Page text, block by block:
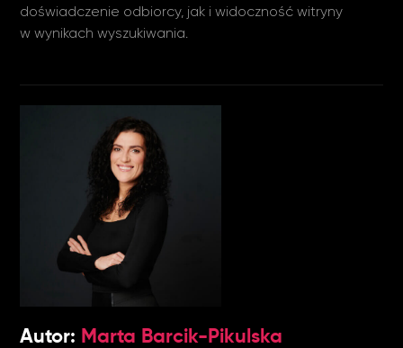
doświadczenie odbiorcy, jak i widoczność witryny
w wynikach wyszukiwania.
Marta Barcik-Pikulska